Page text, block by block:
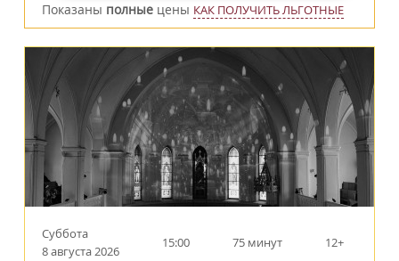
Показаны полные цены КАК ПОЛУЧИТЬ ЛЬГОТНЫЕ
Суббота
8 августа 2026
15:00 75 минут 12+